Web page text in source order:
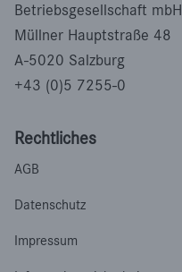
Betriebsgesellschaft mbH
Müllner Hauptstraße 48
A-5020 Salzburg
+43 (0)5 7255-0
Rechtliches
AGB
Datenschutz
Impressum